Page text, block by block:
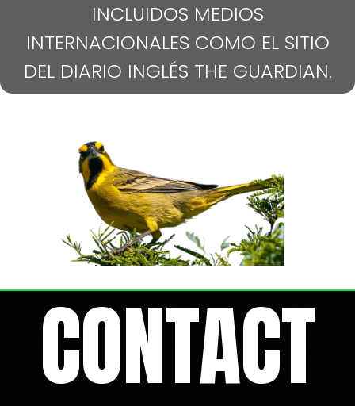
INCLUIDOS MEDIOS
INTERNACIONALES COMO EL SITIO
DEL DIARIO INGLÉS THE GUARDIAN.
CONTACT